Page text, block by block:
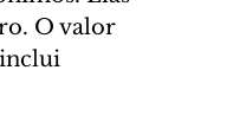
O valor